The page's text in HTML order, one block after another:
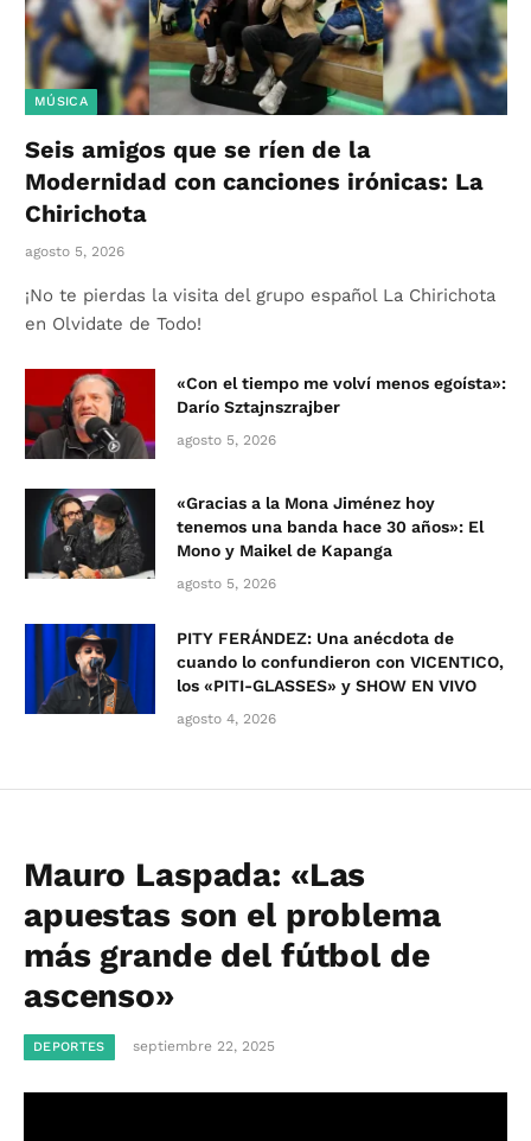
MÚSICA
Seis amigos que se ríen de la
Modernidad con canciones irónicas: La
Chirichota
agosto 5, 2026
¡No te pierdas la visita del grupo español La Chirichota
en Olvidate de Todo!
«Con el tiempo me volví menos egoísta»:
Darío Sztajnszrajber
agosto 5, 2026
«Gracias a la Mona Jiménez hoy
tenemos una banda hace 30 años»: El
Mono y Maikel de Kapanga
agosto 5, 2026
PITY FERÁNDEZ: Una anécdota de
cuando lo confundieron con VICENTICO,
los «PITI-GLASSES» y SHOW EN VIVO
agosto 4, 2026
Mauro Laspada: «Las
apuestas son el problema
más grande del fútbol de
ascenso»
DEPORTES septiembre 22, 2025